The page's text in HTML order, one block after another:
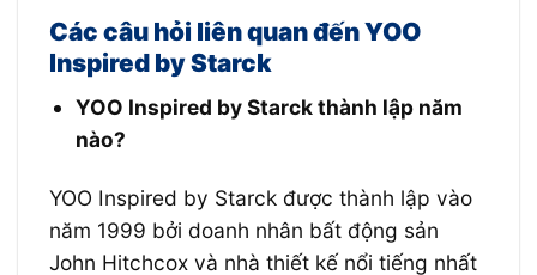
Các câu hỏi liên quan đến YOO
Inspired by Starck
YOO Inspired by Starck thành lập năm
nào?
YOO Inspired by Starck được thành lập vào
năm 1999 bởi doanh nhân bất động sản
John Hitchcox và nhà thiết kế nổi tiếng nhất